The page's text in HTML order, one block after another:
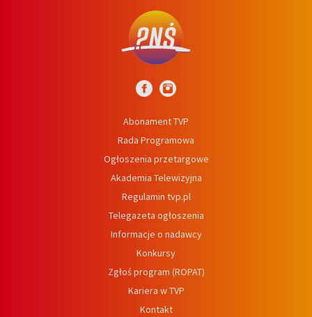
Abonament TVP
Rada Programowa
Ogłoszenia przetargowe
Akademia Telewizyjna
Regulamin tvp.pl
Telegazeta ogłoszenia
Informacje o nadawcy
Konkursy
Zgłoś program (ROPAT)
Kariera w TVP
Kontakt